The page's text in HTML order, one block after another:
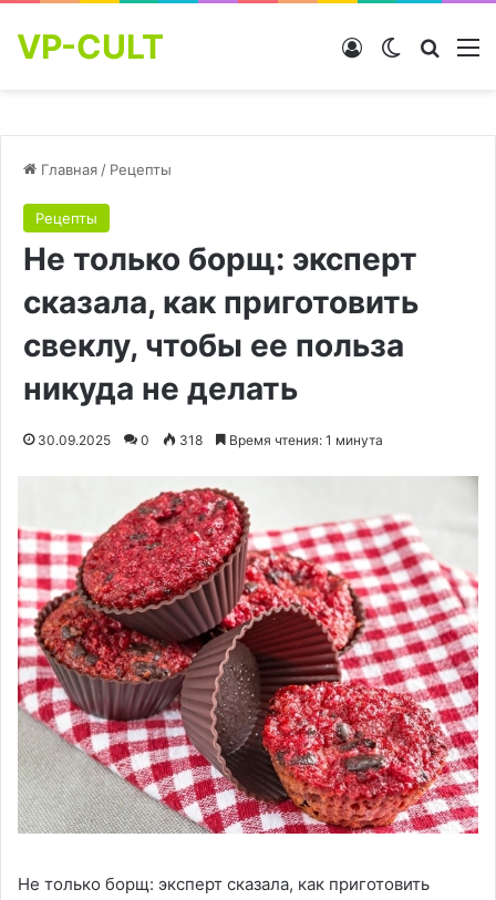
VP-CULT Switch skin
Войти
Главная / Рецепты
Рецепты
Не только борщ: эксперт
сказала, как приготовить
свеклу, чтобы ее польза
никуда не делать
30.09.2025 0 318 Время чтения: 1 минута
Не только борщ: эксперт сказала, как приготовить